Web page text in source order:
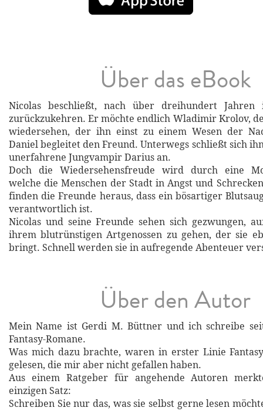
Über das eBook
Nicolas beschließt, nach über dreihundert
zurückzukehren. Er möchte endlich Wladimir Krolov,
wiedersehen, der ihn einst zu einem Wesen der
Daniel begleitet den Freund. Unterwegs schließt sich
unerfahrene Jungvampir Darius an.
Doch die Wiedersehensfreude wird durch eine
welche die Menschen der Stadt in Angst und
finden die Freunde heraus, dass ein bösartiger
verantwortlich ist.
Nicolas und seine Freunde sehen sich gezwungen,
ihrem blutrünstigen Artgenossen zu gehen, der sie
bringt. Schnell werden sie in aufregende Abenteuer
Über den Autor
Mein Name ist Gerdi M. Büttner und ich schreibe
Fantasy-Romane.
Was mich dazu brachte, waren in erster Linie
gelesen, die mir aber nicht gefallen haben.
Aus einem Ratgeber für angehende Autoren
einzigen Satz:
Schreiben Sie nur das, was sie selbst gerne lesen